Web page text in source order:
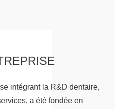
intégrant la R&D dentaire,
a été fondée en